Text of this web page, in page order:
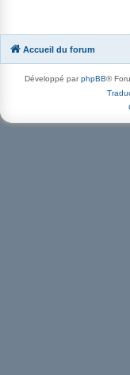
Accueil du forum
Développé parphpBB®